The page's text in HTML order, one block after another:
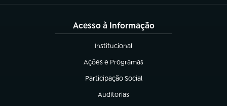
Acesso à Informação
Institucional
(abre em nova aba)
Ações e Programas
(abre em nova aba)
Participação Social
(abre em nova aba)
Auditorias
(abre em nova aba)